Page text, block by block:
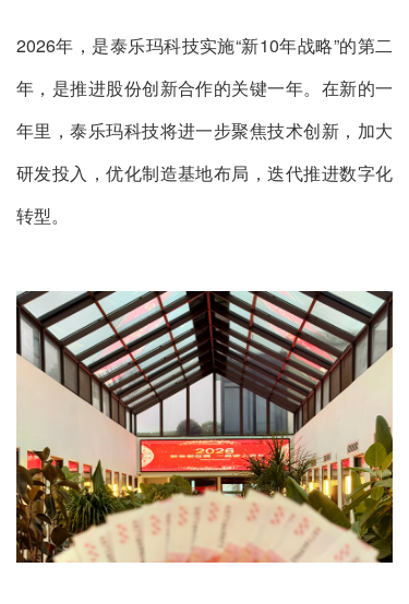
2026年，是泰乐玛科技实施“新10年战略”的第二
年，是推进股份创新合作的关键一年。在新的一
年里，泰乐玛科技将进一步聚焦技术创新，加大
研发投入，优化制造基地布局，迭代推进数字化
转型。